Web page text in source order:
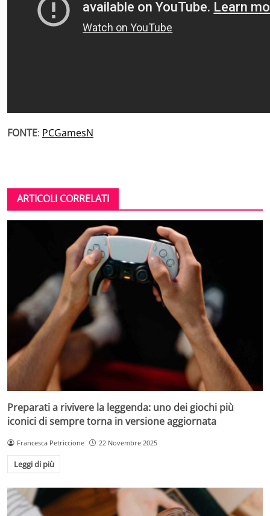
FONTE: PCGamesN
ARTICOLI CORRELATI
Preparati a rivivere la leggenda: uno dei giochi più
iconici di sempre torna in versione aggiornata
Francesca Petriccione 22 Novembre 2025
Leggi di più